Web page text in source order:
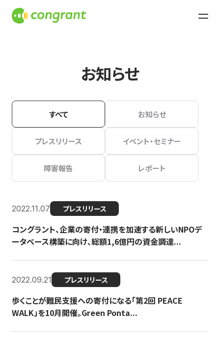
お知らせ
すべて お知らせ
プレスリリース イベント・セミナー
障害報告 レポート
2022.11.07 プレスリリース
コングラント、企業の寄付・連携を加速する新しいNPOデ
ータベース構築に向け、総額1,6億円の資金調達...
2022.09.21 プレスリリース
歩くことが難民支援への寄付になる「第2回 PEACE
WALK」を10月開催。Green Ponta...